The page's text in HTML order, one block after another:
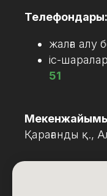
Телефондары:
жалға алу
ic-
51
Қарағанды қ.,